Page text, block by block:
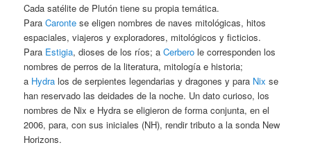
Cada satélite de Plutón tiene su propia temática.
ParaCaronte se eligen nombres de naves mitológicas, hitos
espaciales, viajeros y exploradores, mitológicos y ficticios.
Para Estigia, dioses de los ríos; aCerbero le corresponden los
nombres de perros de la literatura, mitología e historia;
a Hydra los de serpientes legendarias y dragones y para Nix se
han reservado las deidades de la noche. Un dato curioso, los
nombres de Nix e Hydra se eligieron de forma conjunta, en el
2006, para, con sus iniciales (NH), rendir tributo a la sonda New
Horizons.